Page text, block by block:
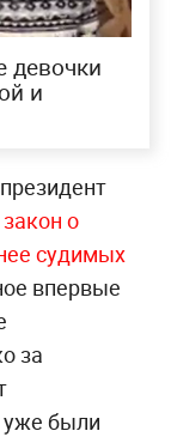
девочки
и
о
судимых
впервые
за
уже были